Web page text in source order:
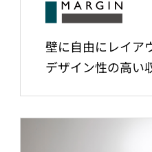
壁に自由にレイア
デザイン性の高い